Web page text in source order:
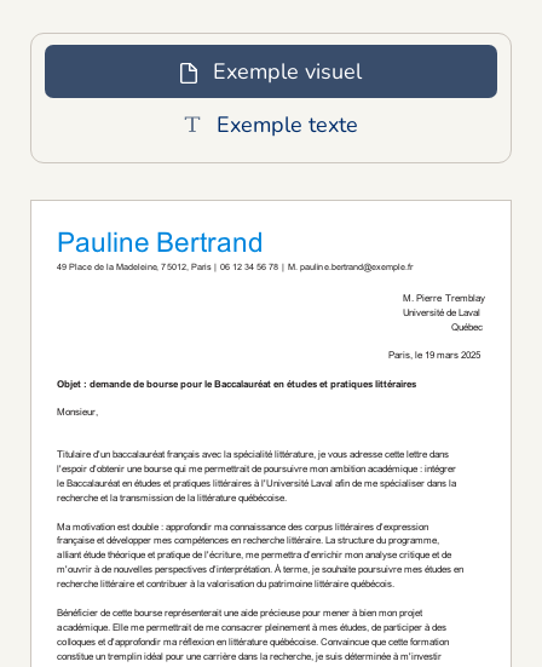
Exemple visuel
Exemple texte